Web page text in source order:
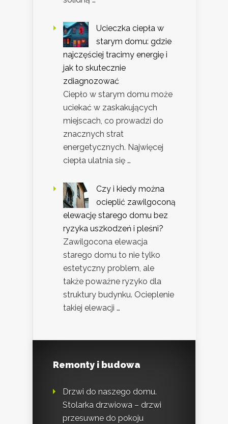
Ucieczka ciepła w
starym domu: gdzie
najczęściej tracimy energię i
jak to skutecznie
zdiagnozować
Ciepło w starym domu może
uciekać w zaskakujących
miejscach, co prowadzi do
znacznych strat
energetycznych. Najwięcej
ciepła ulatnia się …
Czy i kiedy można
ocieplić zawilgoconą
elewację starego domu bez
ryzyka uszkodzeń i pleśni?
Zawilgocona elewacja
starego domu to nie tylko
estetyczny problem, ale
także poważne ryzyko dla
struktury budynku. Ocieplenie
takiej elewacji …
Remonty i budowa
Drzwi do naszego domu.
Stolarka drzwiowa – drzwi
przesuwne do pokoju